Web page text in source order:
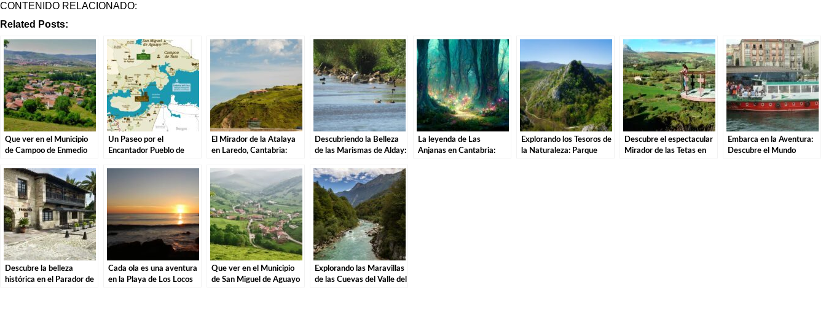
CONTENIDO RELACIONADO:
Related Posts:
Que ver en el Municipio
de Campoo de Enmedio
Un Paseo por el
Encantador Pueblo de
El Mirador de la Atalaya
en Laredo, Cantabria:
la Costa Cántabra
Descubriendo la Belleza
de las Marismas de Alday:
Parque Natural
La leyenda de Las
Anjanas en Cantabria:
Explorando los Tesoros de
la Naturaleza: Parque
Descubre el espectacular
Mirador de las Tetas en
Embarca en la Aventura:
Descubre el Mundo
Descubre la belleza
histórica en el Parador de
Cada ola es una aventura
en la Playa de Los Locos
Que ver en el Municipio
de San Miguel de Aguayo
Explorando las Maravillas
de las Cuevas del Valle del